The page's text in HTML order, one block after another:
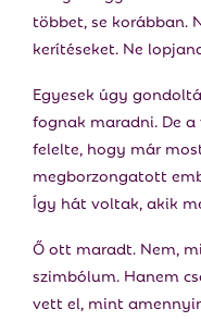
többet, se korábban.
kerítéseket. Ne
Egyesek úgy
fognak maradni. De
felelte, hogy már
megborzongatott
Így hát voltak, akik
Ő ott maradt. Nem,
szimbólum. Hanem
vett el, mint